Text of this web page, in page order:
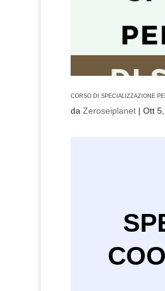
CORSO DI SPECIALIZZAZIONE
daZeroseiplanet |Ott